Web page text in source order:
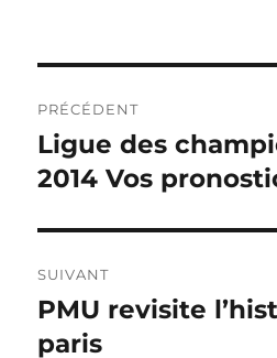
de
l’article
PRÉCÉDENT
Publication
précédente :
Ligue des
2014 Vos
SUIVANT
Publication
suivante :
PMU revisite
paris